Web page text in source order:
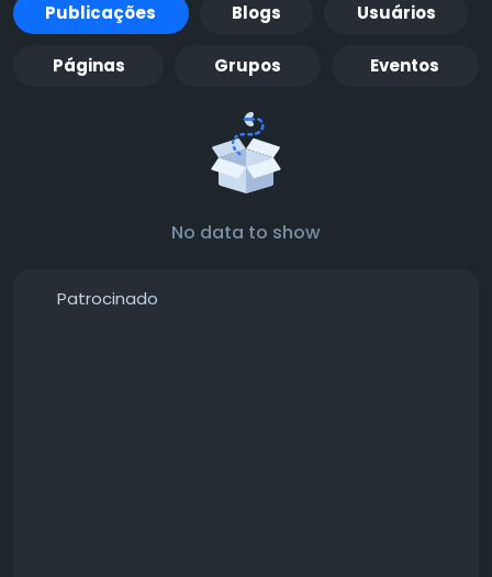
Publicações Blogs Usuários
Páginas Grupos Eventos
No data to show
Patrocinado